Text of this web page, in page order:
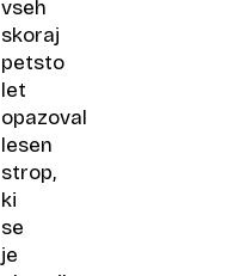
vseh
skoraj
petsto
let
opazoval
lesen
strop,
ki
se
je